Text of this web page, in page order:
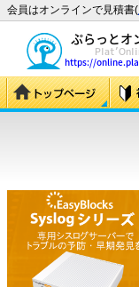
会員はオンラインで見積書(